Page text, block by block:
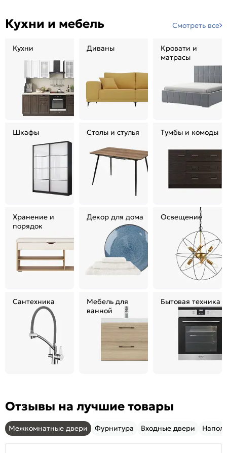
Кухни и мебель Смотреть все
Кухни Диваны
Кровати и
матрасы
Шкафы Столы и стулья Тумбы и комоды
Хранение и
порядок
Декор для дома Освещение
Сантехника
Мебель для
ванной
Бытовая техника
Отзывы на лучшие товары
Межкомнатные двери Фурнитура Входные двери